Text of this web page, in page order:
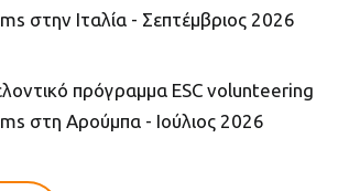
στην Ιταλία - Σεπτέμβριος 2026
πρόγραμμα ESC volunteering
στη Αρούμπα - Ιούλιος 2026